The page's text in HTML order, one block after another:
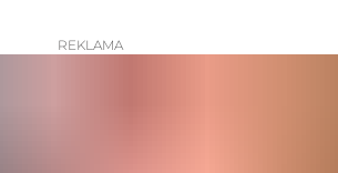
REKLAMA